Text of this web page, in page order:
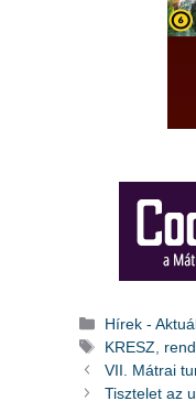
Kategória
Hírek -
Címkék
KRESZ
VII. Mátrai
Tisztelet az